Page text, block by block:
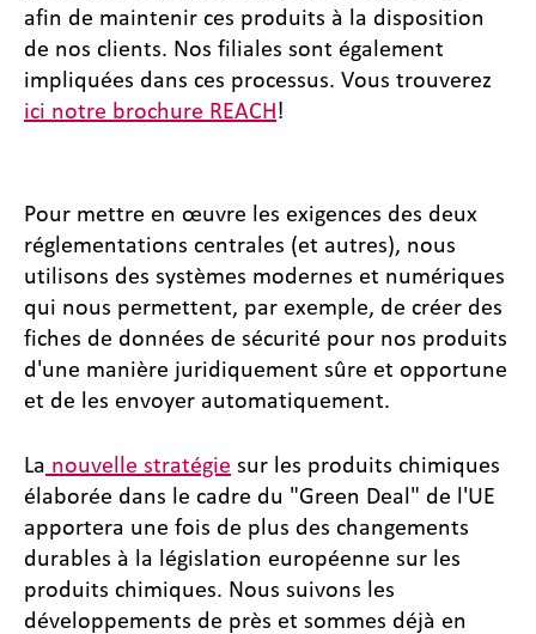
afin de maintenir ces produits à la disposition
de nos clients. Nos filiales sont également
impliquées dans ces processus. Vous trouverez
ici notre brochure REACH!
Pour mettre en œuvre les exigences des deux
réglementations centrales (et autres), nous
utilisons des systèmes modernes et numériques
qui nous permettent, par exemple, de créer des
fiches de données de sécurité pour nos produits
d'une manière juridiquement sûre et opportune
et de les envoyer automatiquement.
La nouvelle stratégie sur les produits chimiques
élaborée dans le cadre du "Green Deal" de l'UE
apportera une fois de plus des changements
durables à la législation européenne sur les
produits chimiques. Nous suivons les
développements de près et sommes déjà en